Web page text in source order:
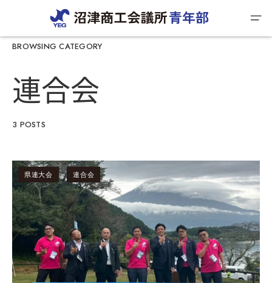
BROWSING CATEGORY
連合会
3 POSTS
県連大会 連合会